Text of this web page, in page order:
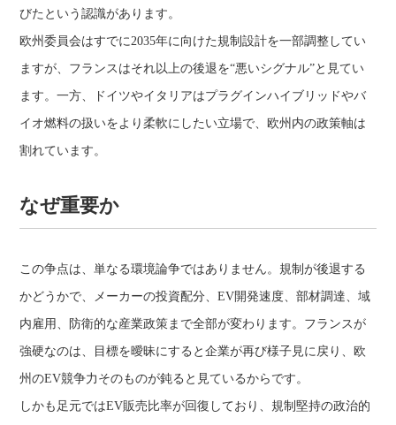
びたという認識があります。
欧州委員会はすでに2035年に向けた規制設計を一部調整してい
ますが、フランスはそれ以上の後退を“悪いシグナル”と見てい
ます。一方、ドイツやイタリアはプラグインハイブリッドやバ
イオ燃料の扱いをより柔軟にしたい立場で、欧州内の政策軸は
割れています。
なぜ重要か
この争点は、単なる環境論争ではありません。規制が後退する
かどうかで、メーカーの投資配分、EV開発速度、部材調達、域
内雇用、防衛的な産業政策まで全部が変わります。フランスが
強硬なのは、目標を曖昧にすると企業が再び様子見に戻り、欧
州のEV競争力そのものが鈍ると見ているからです。
しかも足元ではEV販売比率が回復しており、規制堅持の政治的